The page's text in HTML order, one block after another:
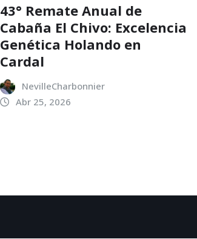
43° Remate Anual de
Cabaña El Chivo: Excelencia
Genética Holando en
Cardal
NevilleCharbonnier
Abr 25, 2026